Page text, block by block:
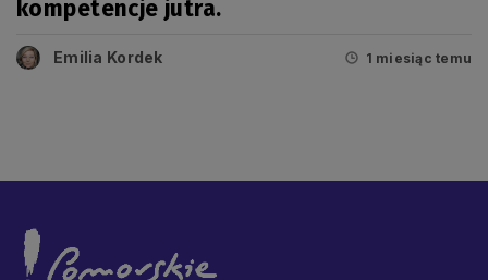
kompetencje jutra.
Emilia Kordek 1 miesiąc temu